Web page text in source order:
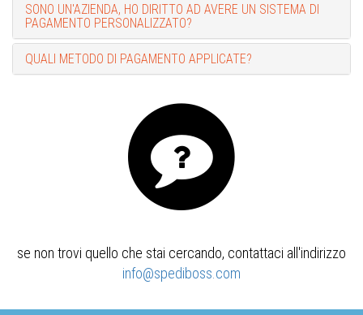
SONO UN'AZIENDA, HO DIRITTO AD AVERE UN SISTEMA DI
PAGAMENTO PERSONALIZZATO?
QUALI METODO DI PAGAMENTO APPLICATE?
se non trovi quello che stai cercando, contattaci all'indirizzo
info@spediboss.com